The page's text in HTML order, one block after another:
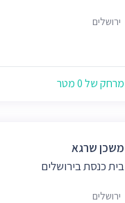
ירושלים
מרחק של 0 מטר
משכן שרגא
בית כנסת בירושלים
ירושלים